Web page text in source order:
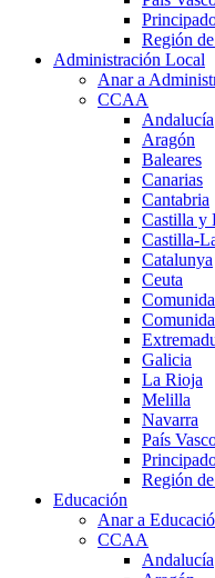
Región
Administración Local
Anar a
CCAA
Andalucía
Aragón
Baleares
Canarias
Cantabria
Castilla y
Castilla-
Catalunya
Ceuta
Galicia
La Rioja
Melilla
Navarra
País
Región
Educación
Anar a
CCAA
Andalucía